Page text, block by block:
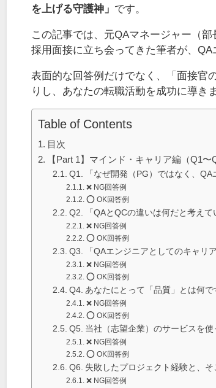
を上げる守護神」 です。
この記事では、元QAマネージャー（
採用面接に立ち会ってきた筆者が、QA
表面的な回答例だけでなく、「面接官
りし、あなたの転職活動を成功に導きま
Table of Contents
目次
【Part 1】マインド・キャリア編（Q1〜
Q1. 「なぜ開発（PG）ではなく、QA
❌ NG回答例
⭕️ OK回答例
Q2. 「QAとQCの違いは何だと考えて
❌ NG回答例
⭕️ OK回答例
Q3. 「QAエンジニアとしてのキャリ
❌ NG回答例
⭕️ OK回答例
Q4. あなたにとって「品質」とは何で
❌ NG回答例
⭕️ OK回答例
Q5. 当社（志望企業）のサービスを使
❌ NG回答例
⭕️ OK回答例
Q6. 失敗したプロジェクト経験と、そ
❌ NG回答例